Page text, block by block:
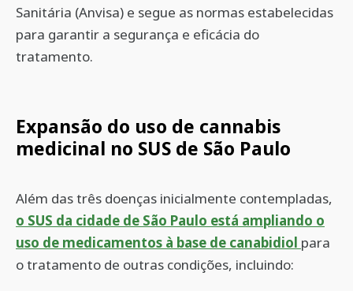
Sanitária (Anvisa) e segue as normas estabelecidas
para garantir a segurança e eficácia do
tratamento.
Expansão do uso de cannabis
medicinal no SUS de São Paulo
Além das três doenças inicialmente contempladas,
o SUS da cidade de São Paulo está ampliando o
uso de medicamentos à base de canabidiol para
o tratamento de outras condições, incluindo: